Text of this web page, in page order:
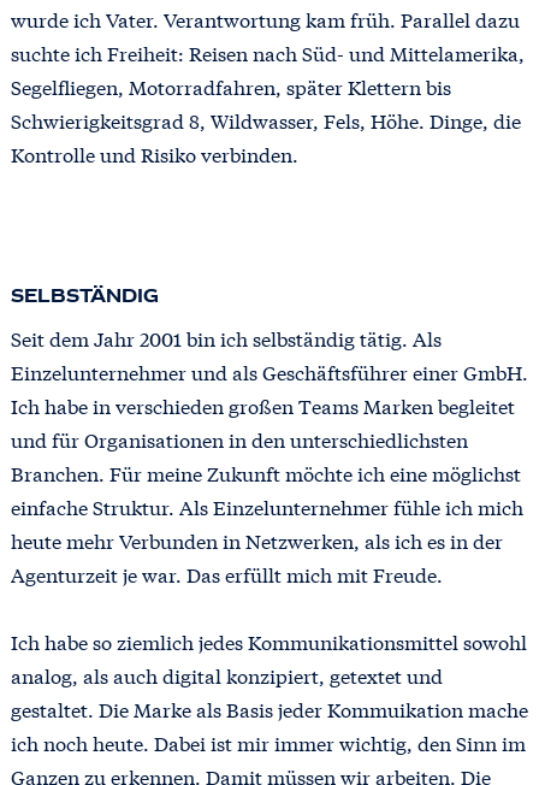
wurde ich Vater. Verantwortung kam früh. Parallel dazu
suchte ich Freiheit: Reisen nach Süd- und Mittelamerika,
Segelfliegen, Motorradfahren, später Klettern bis
Schwierigkeitsgrad 8, Wildwasser, Fels, Höhe. Dinge, die
Kontrolle und Risiko verbinden.
SELBSTÄNDIG
Seit dem Jahr 2001 bin ich selbständig tätig. Als
Einzelunternehmer und als Geschäftsführer einer GmbH.
Ich habe in verschieden großen Teams Marken begleitet
und für Organisationen in den unterschiedlichsten
Branchen. Für meine Zukunft möchte ich eine möglichst
einfache Struktur. Als Einzelunternehmer fühle ich mich
heute mehr Verbunden in Netzwerken, als ich es in der
Agenturzeit je war. Das erfüllt mich mit Freude.
Ich habe so ziemlich jedes Kommunikationsmittel sowohl
analog, als auch digital konzipiert, getextet und
gestaltet. Die Marke als Basis jeder Kommuikation mache
ich noch heute. Dabei ist mir immer wichtig, den Sinn im
Ganzen zu erkennen. Damit müssen wir arbeiten. Die